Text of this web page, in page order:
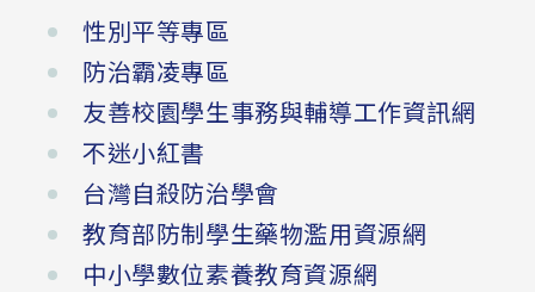
性別平等專區
防治霸凌專區
友善校園學生事務與輔導工作資訊網
不迷小紅書
台灣自殺防治學會
教育部防制學生藥物濫用資源網
中小學數位素養教育資源網